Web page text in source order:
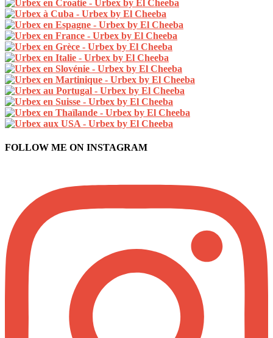
FOLLOW ME ON INSTAGRAM